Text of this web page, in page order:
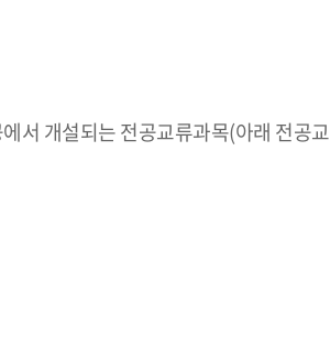
서 개설되는 전공교류과목(아래 전공